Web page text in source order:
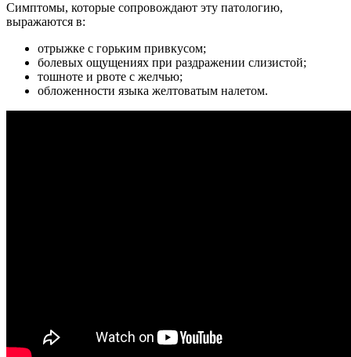
Симптомы, которые сопровождают эту патологию,
выражаются в:
отрыжке с горьким привкусом;
болевых ощущениях при раздражении слизистой;
тошноте и рвоте с желчью;
обложенности языка желтоватым налетом.